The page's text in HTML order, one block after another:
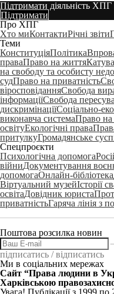
Підтримати діяльність ХПГ
Підтримати
Про ХПГ
Хто миКонтактиРічні звіти
Теми
КонституціяПолітика
праваПраво на життя
на свободу та особисту
судПраво на приватність
віросповіданняСвобода
інформаціїСвобода
дискримінаціїСоціально-
виконавча системаПраво на
освітуЕкологічні права
притулкуГромадянське
Спецпроєкти
Психологічна допомога
війниДокументування
допомогаОнлайн-бібліотека
Віртуальний музейІсторії
освітаДовідник юриста
приватністьГаряча лінія з
Поштова розсилка новин
підписатись / відписатись
Ми в соціальних мережах
Сайт “Права людини в
Харківською
Увага! Публікації з 1999 по